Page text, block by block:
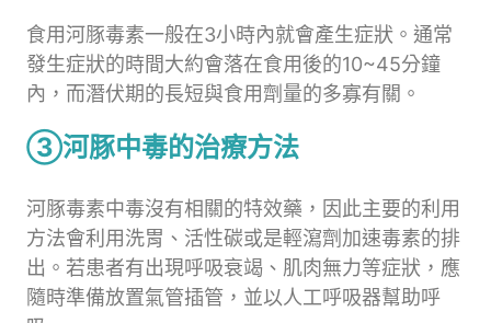
食用河豚毒素一般在3小時內就會產生症狀。通常
發生症狀的時間大約會落在食用後的10~45分鐘
內，而潛伏期的長短與食用劑量的多寡有關。
③河豚中毒的治療方法
河豚毒素中毒沒有相關的特效藥，因此主要的利用
方法會利用洗胃、活性碳或是輕瀉劑加速毒素的排
出。若患者有出現呼吸衰竭、肌肉無力等症狀，應
隨時準備放置氣管插管，並以人工呼吸器幫助呼